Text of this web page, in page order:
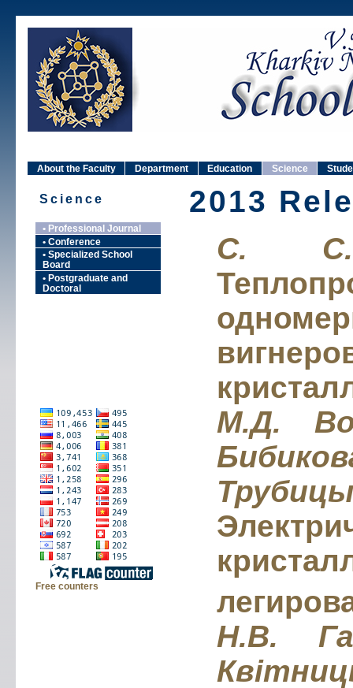
About the Faculty Department Education Science
Science
• Professional Journal
• Conference
• Specialized School
Board
• Postgraduate and
Doctoral
Free counters
2013
С. С.
М.Д.
Н.В.